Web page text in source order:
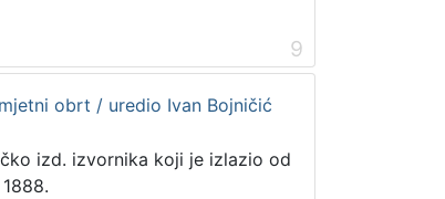
9
obrt / uredio Ivan Bojničić
izd. izvornika koji je izlazio od